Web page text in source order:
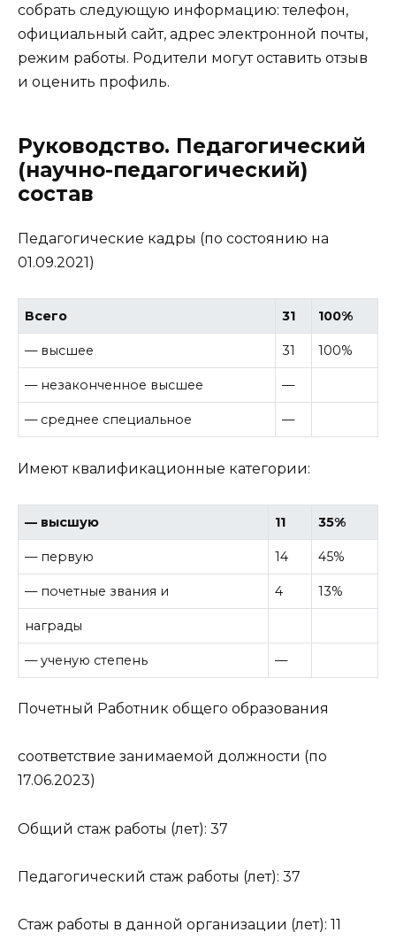
собрать следующую информацию: телефон,
официальный сайт, адрес электронной почты,
режим работы. Родители могут оставить отзыв
и оценить профиль.
Руководство. Педагогический
(научно-педагогический)
состав
Педагогические кадры (по состоянию на
01.09.2021)
Всего 31 100%
— высшее 31 100%
— незаконченное высшее —
— среднее специальное —
Имеют квалификационные категории:
— высшую 11 35%
— первую 14 45%
— почетные звания и 4 13%
награды
— ученую степень —
Почетный Работник общего образования
соответствие занимаемой должности (по
17.06.2023)
Общий стаж работы (лет): 37
Педагогический стаж работы (лет): 37
Стаж работы в данной организации (лет): 11